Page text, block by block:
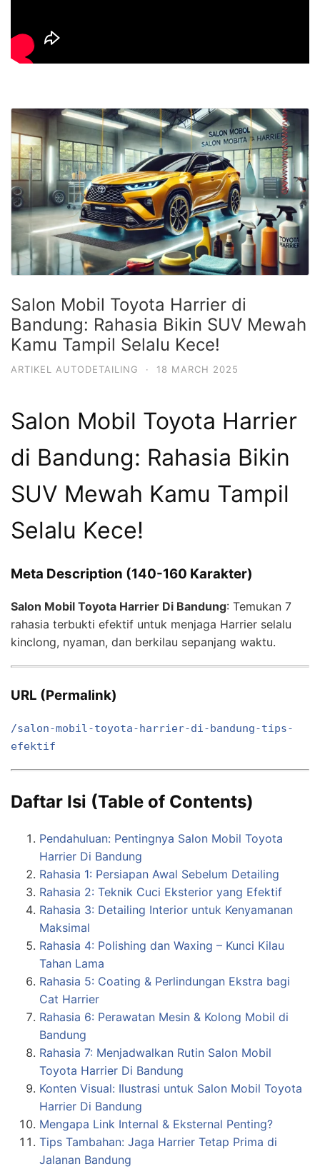
Salon Mobil Toyota Harrier di
Bandung: Rahasia Bikin SUV Mewah
Kamu Tampil Selalu Kece!
ARTIKEL AUTODETAILING · 18 MARCH 2025
Salon Mobil Toyota Harrier
di Bandung: Rahasia Bikin
SUV Mewah Kamu Tampil
Selalu Kece!
Meta Description (140-160 Karakter)
Salon Mobil Toyota Harrier Di Bandung: Temukan 7
rahasia terbukti efektif untuk menjaga Harrier selalu
kinclong, nyaman, dan berkilau sepanjang waktu.
URL (Permalink)
/salon-mobil-toyota-harrier-di-bandung-tips-
efektif
Daftar Isi (Table of Contents)
Pendahuluan: Pentingnya Salon Mobil Toyota
Harrier Di Bandung
Rahasia 1: Persiapan Awal Sebelum Detailing
Rahasia 2: Teknik Cuci Eksterior yang Efektif
Rahasia 3: Detailing Interior untuk Kenyamanan
Maksimal
Rahasia 4: Polishing dan Waxing – Kunci Kilau
Tahan Lama
Rahasia 5: Coating & Perlindungan Ekstra bagi
Cat Harrier
Rahasia 6: Perawatan Mesin & Kolong Mobil di
Bandung
Rahasia 7: Menjadwalkan Rutin Salon Mobil
Toyota Harrier Di Bandung
Konten Visual: Ilustrasi untuk Salon Mobil Toyota
Harrier Di Bandung
Mengapa Link Internal & Eksternal Penting?
Tips Tambahan: Jaga Harrier Tetap Prima di
Jalanan Bandung